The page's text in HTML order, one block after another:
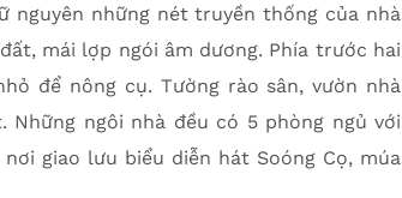
nguyên những nét truyền thống của nhà
mái lợp ngói âm dương. Phía trước hai
để nông cụ. Tường rào sân, vườn nhà
Những ngôi nhà đều có 5 phòng ngủ với
giao lưu biểu diễn hát Soóng Cọ, múa